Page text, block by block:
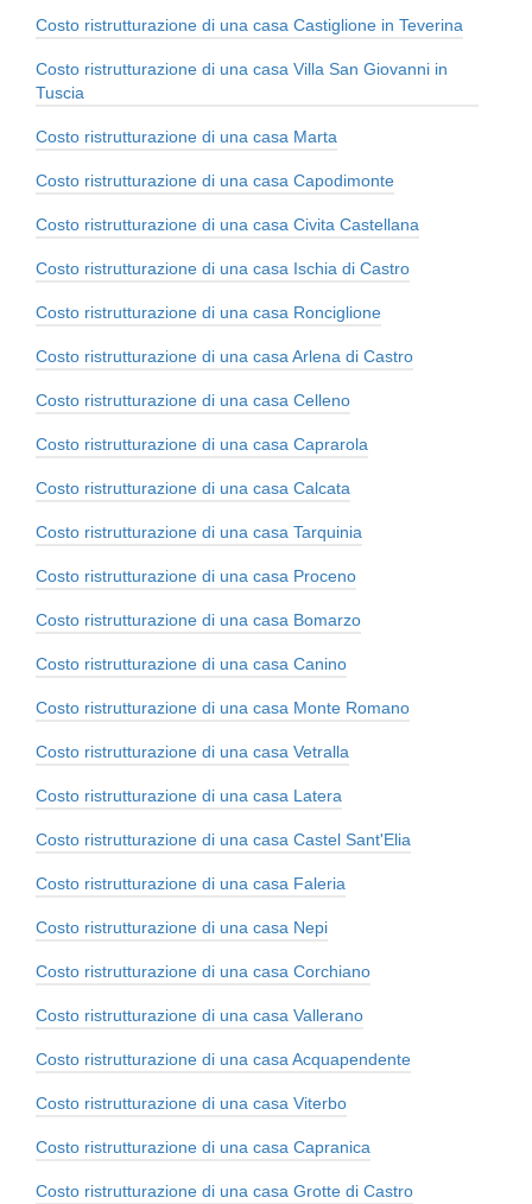
Costo ristrutturazione di una casa Castiglione in Teverina
Costo ristrutturazione di una casa Villa San Giovanni in
Tuscia
Costo ristrutturazione di una casa Marta
Costo ristrutturazione di una casa Capodimonte
Costo ristrutturazione di una casa Civita Castellana
Costo ristrutturazione di una casa Ischia di Castro
Costo ristrutturazione di una casa Ronciglione
Costo ristrutturazione di una casa Arlena di Castro
Costo ristrutturazione di una casa Celleno
Costo ristrutturazione di una casa Caprarola
Costo ristrutturazione di una casa Calcata
Costo ristrutturazione di una casa Tarquinia
Costo ristrutturazione di una casa Proceno
Costo ristrutturazione di una casa Bomarzo
Costo ristrutturazione di una casa Canino
Costo ristrutturazione di una casa Monte Romano
Costo ristrutturazione di una casa Vetralla
Costo ristrutturazione di una casa Latera
Costo ristrutturazione di una casa Castel Sant'Elia
Costo ristrutturazione di una casa Faleria
Costo ristrutturazione di una casa Nepi
Costo ristrutturazione di una casa Corchiano
Costo ristrutturazione di una casa Vallerano
Costo ristrutturazione di una casa Acquapendente
Costo ristrutturazione di una casa Viterbo
Costo ristrutturazione di una casa Capranica
Costo ristrutturazione di una casa Grotte di Castro